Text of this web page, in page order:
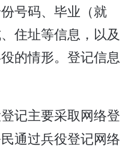
号码、毕业（就
住址等信息，以及
的情形。登记信息
记主要采取网络登
通过兵役登记网络